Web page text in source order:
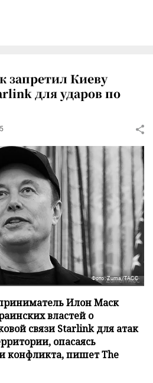
запретил Киеву
для ударов по
Фото: Zuma/ТАСС
Илон Маск
властей о
связи Starlink для атак
опасаясь
конфликта, пишет The